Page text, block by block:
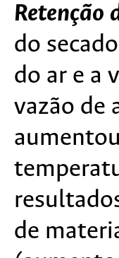
Retenção
do
do ar e a
vazão de
de